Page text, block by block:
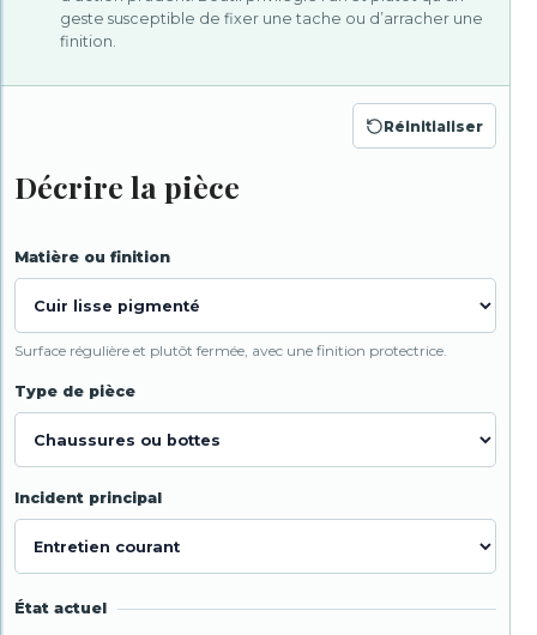
geste susceptible de fixer une tache ou d’arracher une
finition.
Décrire la pièce
Réinitialiser
Matière ou finition
Surface régulière et plutôt fermée, avec une finition protectrice.
Type de pièce
Incident principal
État actuel